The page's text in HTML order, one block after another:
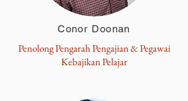
Conor Doonan
Penolong Pengarah Pengajian & Pegawai
Kebajikan Pelajar